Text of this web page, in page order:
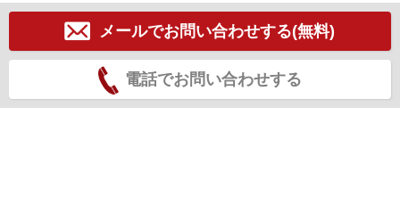
メールでお問い合わせする(無料)
電話でお問い合わせする